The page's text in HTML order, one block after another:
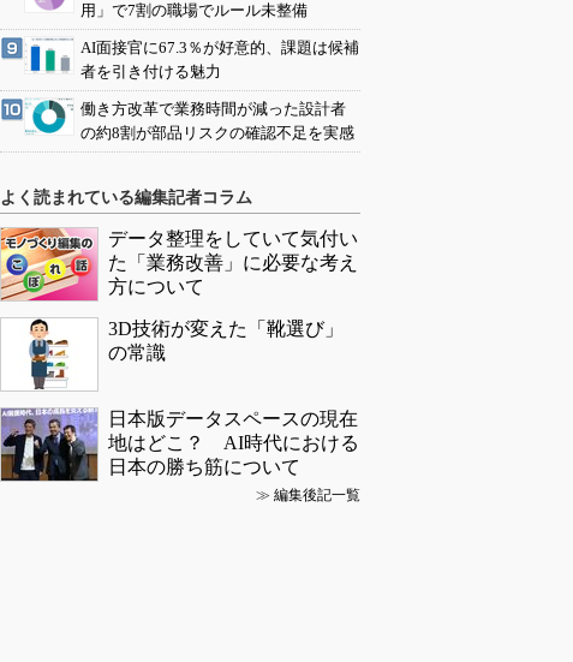
用」で7割の職場でルール未整備
AI面接官に67.3％が好意的、課題は候補
者を引き付ける魅力
働き方改革で業務時間が減った設計者
の約8割が部品リスクの確認不足を実感
よく読まれている編集記者コラム
データ整理をしていて気付い
た「業務改善」に必要な考え
方について
3D技術が変えた「靴選び」
の常識
日本版データスペースの現在
地はどこ？ AI時代における
日本の勝ち筋について
≫ 編集後記一覧